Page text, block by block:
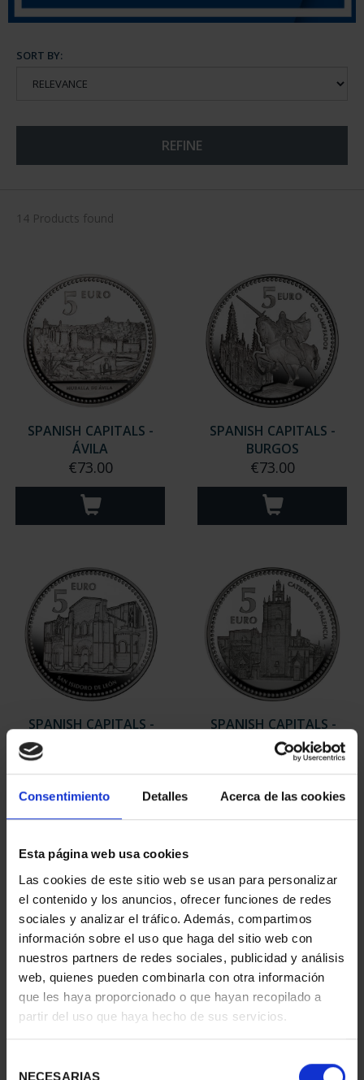
Consentimiento Detalles Acerca de las cookies
Esta página web usa cookies
Las cookies de este sitio web se usan para personalizar
el contenido y los anuncios, ofrecer funciones de redes
sociales y analizar el tráfico. Además, compartimos
información sobre el uso que haga del sitio web con
nuestros partners de redes sociales, publicidad y análisis
web, quienes pueden combinarla con otra información
que les haya proporcionado o que hayan recopilado a
partir del uso que haya hecho de sus servicios.
NECESARIAS
SORT BY:
REFINE
14 Products found
SPANISH CAPITALS -
ÁVILA
€73.00
SPANISH CAPITALS -
BURGOS
€73.00
SPANISH CAPITALS -
SPANISH CAPITALS -
PALENCIA
€73.00
SPANISH CAPITALS -
SEGOVIA
SPANISH CAPITALS -
SALAMANCA